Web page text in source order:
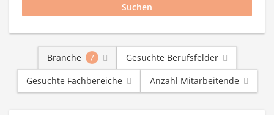
Branche 7
Gesuchte Berufsfelder
Gesuchte Fachbereiche
Anzahl Mitarbeitende